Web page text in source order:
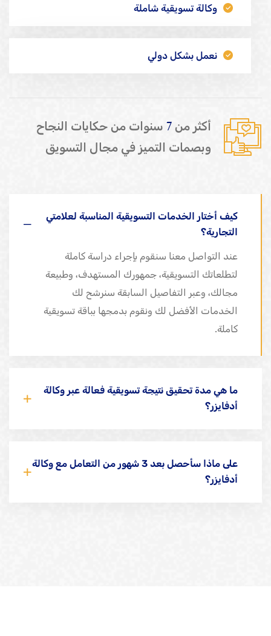
وكالة تسويقية شاملة
نعمل بشكل دولي
أكثر من 7 سنوات من حكايات النجاح
وبصمات التميز في مجال التسويق
كيف أختار الخدمات التسويقية المناسبة لعلامتي
التجارية؟
عند التواصل معنا سنقوم بإجراء دراسة كاملة
لتطلعاتك التسويقية، جمهورك المستهدف، وطبيعة
مجالك، وعبر التفاصيل السابقة سنرشح لك
الخدمات الأفضل لك ونقوم بدمجها بباقة تسويقية
كاملة.
ما هي مدة تحقيق نتيجة تسويقية فعالة عبر وكالة
أدفايزر؟
على ماذا سأحصل بعد 3 شهور من التعامل مع وكالة
أدفايزر؟